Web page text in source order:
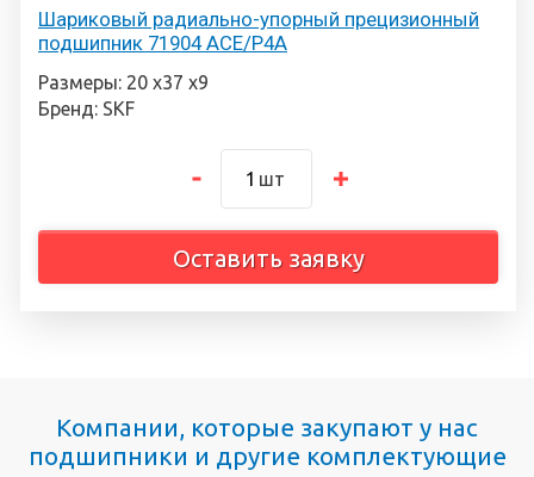
Шариковый радиально-упорный прецизионный
подшипник 71904 ACE/P4A
Размеры: 20 х37 х9
Бренд: SKF
шт
Оставить заявку
Компании, которые закупают у нас
подшипники и другие комплектующие